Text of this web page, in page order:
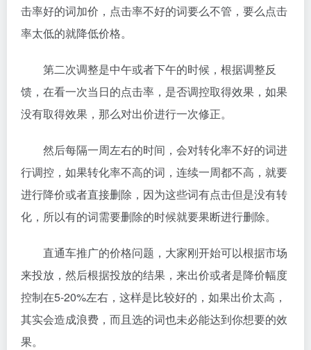
击率好的词加价，点击率不好的词要么不管，要么点击
率太低的就降低价格。
第二次调整是中午或者下午的时候，根据调整反
馈，在看一次当日的点击率，是否调控取得效果，如果
没有取得效果，那么对出价进行一次修正。
然后每隔一周左右的时间，会对转化率不好的词进
行调控，如果转化率不高的词，连续一周都不高，就要
进行降价或者直接删除，因为这些词有点击但是没有转
化，所以有的词需要删除的时候就要果断进行删除。
直通车推广的价格问题，大家刚开始可以根据市场
来投放，然后根据投放的结果，来出价或者是降价幅度
控制在5-20%左右，这样是比较好的，如果出价太高，
其实会造成浪费，而且选的词也未必能达到你想要的效
果。